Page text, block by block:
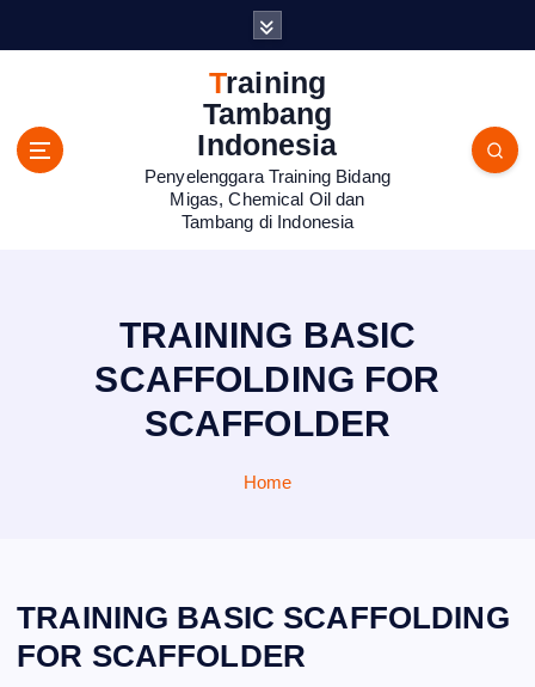
Training
Tambang
Indonesia
Penyelenggara Training Bidang
Migas, Chemical Oil dan
Tambang di Indonesia
TRAINING BASIC
SCAFFOLDING FOR
SCAFFOLDER
Home
TRAINING BASIC SCAFFOLDING
FOR SCAFFOLDER